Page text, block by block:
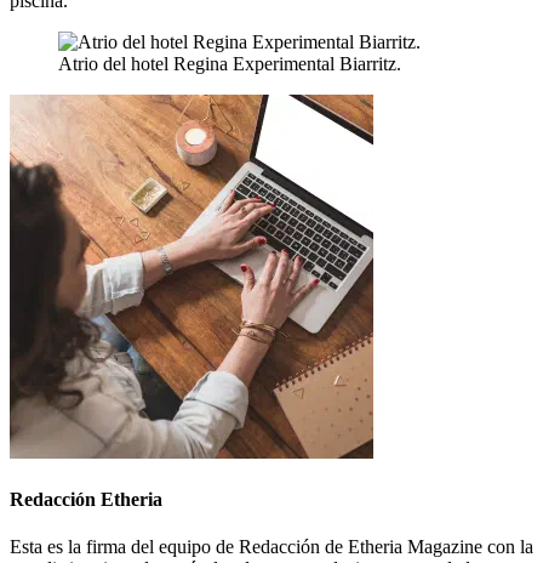
Atrio del hotel Regina Experimental Biarritz.
Redacción Etheria
Esta es la firma del equipo de Redacción de Etheria Magazine con la